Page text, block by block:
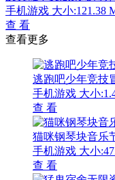
手机游戏 大小:121.38
查 看
查看更多
逃跑吧少年竞技
手机游戏 大小
查 看
猫咪钢琴块音乐
手机游戏 大小
查 看